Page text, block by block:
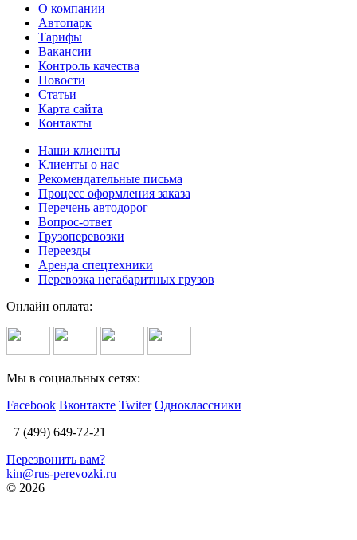
О компании
Автопарк
Тарифы
Вакансии
Контроль качества
Новости
Статьи
Карта сайта
Контакты
Наши клиенты
Клиенты о нас
Рекомендательные письма
Процесс оформления заказа
Перечень автодорог
Вопрос-ответ
Грузоперевозки
Переезды
Аренда спецтехники
Перевозка негабаритных грузов
Онлайн оплата:
Мы в социальных сетях:
Facebook Вконтакте Twiter Одноклассники
+7 (499) 649-72-21
Перезвонить вам?
kin@rus-perevozki.ru
© 2026